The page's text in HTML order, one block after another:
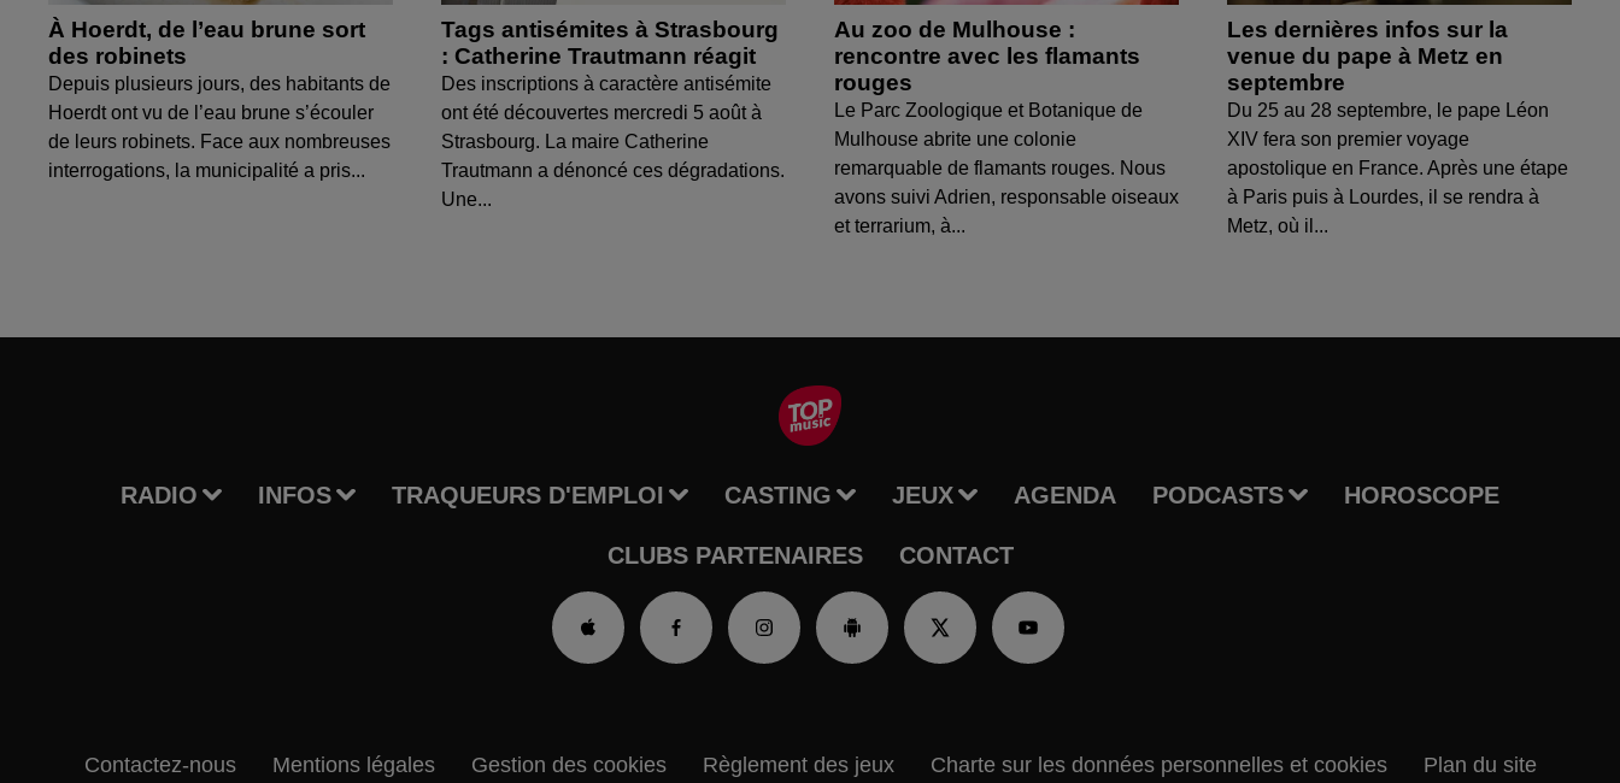
À Hoerdt, de l’eau brune sort
des robinets
Depuis plusieurs jours, des habitants de
Hoerdt ont vu de l’eau brune s’écouler
de leurs robinets. Face aux nombreuses
interrogations, la municipalité a pris...
Tags antisémites à Strasbourg
: Catherine Trautmann réagit
Des inscriptions à caractère antisémite
ont été découvertes mercredi 5 août à
Strasbourg. La maire Catherine
Trautmann a dénoncé ces dégradations.
Une...
Au zoo de Mulhouse :
rencontre avec les flamants
rouges
Le Parc Zoologique et Botanique de
Mulhouse abrite une colonie
remarquable de flamants rouges. Nous
avons suivi Adrien, responsable oiseaux
et terrarium, à...
Les dernières infos sur la
venue du pape à Metz en
septembre
Du 25 au 28 septembre, le pape Léon
XIV fera son premier voyage
apostolique en France. Après une étape
à Paris puis à Lourdes, il se rendra à
Metz, où il...
RADIO INFOS TRAQUEURS D'EMPLOI CASTING JEUX AGENDA PODCASTS HOROSCOPE
CLUBS PARTENAIRES CONTACT
Contactez-nous Mentions légales Gestion des cookies Règlement des jeux Charte sur les données personnelles et cookies Plan du site